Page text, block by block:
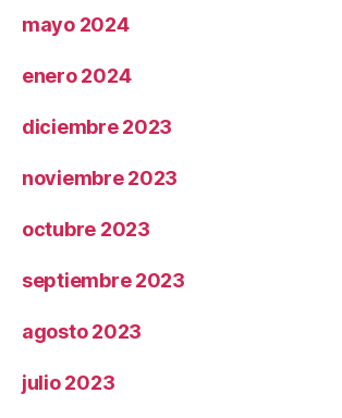
mayo 2024
enero 2024
diciembre 2023
noviembre 2023
octubre 2023
septiembre 2023
agosto 2023
julio 2023